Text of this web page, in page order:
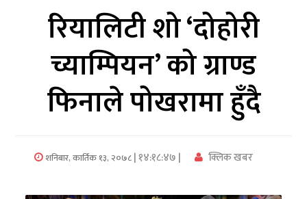
राजनीति
अन्तर्राष्ट्रिय
वाणिज्य
विज्ञान
रियालिटी शो ‘दोहोरी
च्याम्पियन’ को ग्राण्ड
फिनाले पोखरामा हुँदै
शनिबार, कार्तिक १३, २०७८| १४:१८:४७ | क्लिक खबर